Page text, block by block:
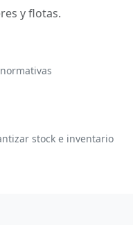
y flotas.
stock e inventario